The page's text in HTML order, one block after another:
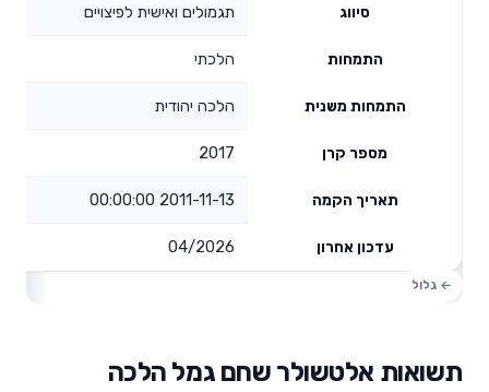
סיווג תגמולים ואישית לפיצויים
התמחות הלכתי
התמחות משנית הלכה יהודית
מספר קרן 2017
תאריך הקמה 2011-11-13 00:00:00
עדכון אחרון 04/2026
תשואות אלטשולר שחם גמל הלכה